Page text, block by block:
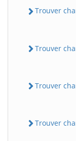
Trouver
Trouver
Trouver
Trouver